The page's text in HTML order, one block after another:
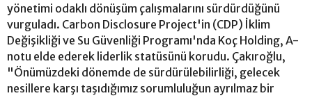
yönetimi odaklı dönüşüm çalışmalarını sürdürdüğünü
vurguladı. Carbon Disclosure Project'in (CDP) İklim
Değişikliği ve Su Güvenliği Programı'nda Koç Holding, A-
notu elde ederek liderlik statüsünü korudu. Çakıroğlu,
"Önümüzdeki dönemde de sürdürülebilirliği, gelecek
nesillere karşı taşıdığımız sorumluluğun ayrılmaz bir